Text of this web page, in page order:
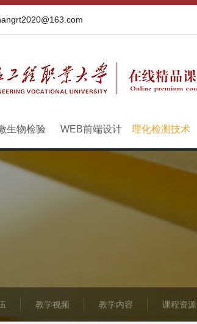
生物检验 WEB前端设计 理化检测技术
教学视频 教学内容 课程资源